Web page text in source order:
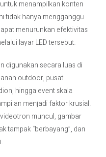
Contact Us
menampilkan konten
tidak hanya mengganggu
menurunkan efektivitas
layar LED tersebut.
digunakan secara luas di
outdoor, pusat
hingga event skala
menjadi faktor krusial.
muncul, gambar
tampak “berbayang”, dan